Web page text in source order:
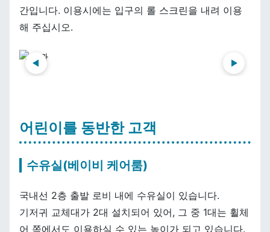
간입니다. 이용시에는 입구의 롤 스크린을 내려 이용
해 주십시오.
前へ 次へ
어린이를 동반한 고객
수유실(베이비 케어룸)
국내선 2층 출발 로비 내에 수유실이 있습니다.
기저귀 교체대가 2대 설치되어 있어, 그 중 1대는 휠체
어 쪽에서도 이용하실 수 있는 높이가 되고 있습니다.